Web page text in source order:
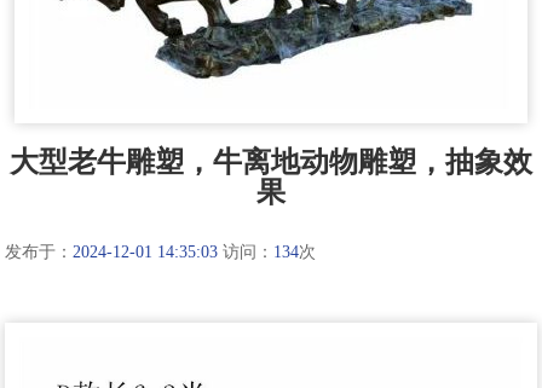
大型老牛雕塑，牛离地动物雕塑，抽象效
果
发布于： 2024-12-01 14:35:03 访问： 134次